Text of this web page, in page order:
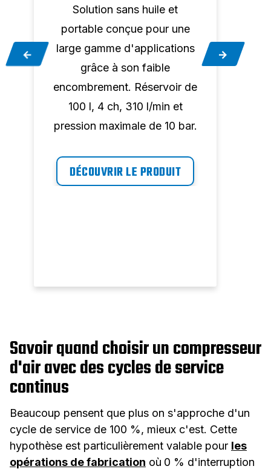
Solution sans huile et
portable conçue pour une
large gamme d'applications
grâce à son faible
encombrement. Réservoir de
100 l, 4 ch, 310 l/min et
pression maximale de 10 bar.
DÉCOUVRIR LE PRODUIT
Savoir quand choisir un compresseur
d'air avec des cycles de service
continus
Beaucoup pensent que plus on s'approche d'un
cycle de service de 100 %, mieux c'est. Cette
hypothèse est particulièrement valable pour les
opérations de fabrication où 0 % d'interruption